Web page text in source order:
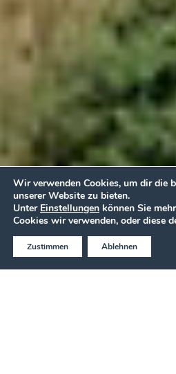
BESTPREIS
Jetzt anrufen
Wir verwenden Cookies, um dir die
unserer Website zu bieten.
Unter Einstellungen können Sie
Cookies wir verwenden, oder diese
Zustimmen Ablehnen